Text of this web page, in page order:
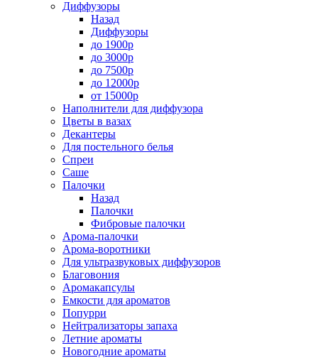
Диффузоры
Назад
Диффузоры
до 1900р
до 3000р
до 7500р
до 12000р
от 15000р
Наполнители для диффузора
Цветы в вазах
Декантеры
Для постельного белья
Спреи
Саше
Палочки
Назад
Палочки
Фибровые палочки
Арома-палочки
Арома-воротники
Для ультразвуковых диффузоров
Благовония
Аромакапсулы
Емкости для ароматов
Попурри
Нейтрализаторы запаха
Летние ароматы
Новогодние ароматы